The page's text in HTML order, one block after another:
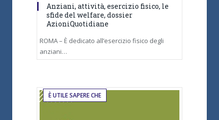
Anziani, attività, esercizio fisico, le
sfide del welfare, dossier
AzioniQuotidiane
ROMA – È dedicato all’esercizio fisico degli
anziani…
È UTILE SAPERE CHE